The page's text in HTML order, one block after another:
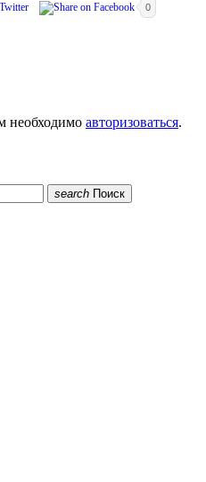
0
необходимо авторизоваться.
search Поиск